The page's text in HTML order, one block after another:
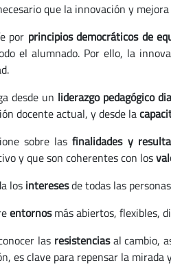
que la innovación y
por principios democráticos de
el alumnado. Por ello, la
desde un liderazgo pedagógico
docente actual, y desde la
sobre lasfinalidades y
y que son coherentes con los
los interesesde todas las
entornosmás abiertos, flexibles,
las resistenciasal cambio,
es clave para repensar la